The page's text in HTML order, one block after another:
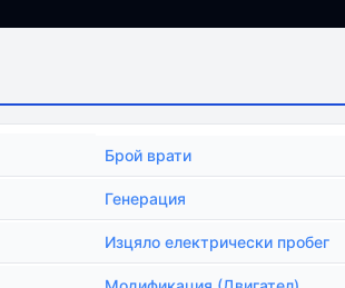
Брой врати
Генерация
Изцяло електрически пробег